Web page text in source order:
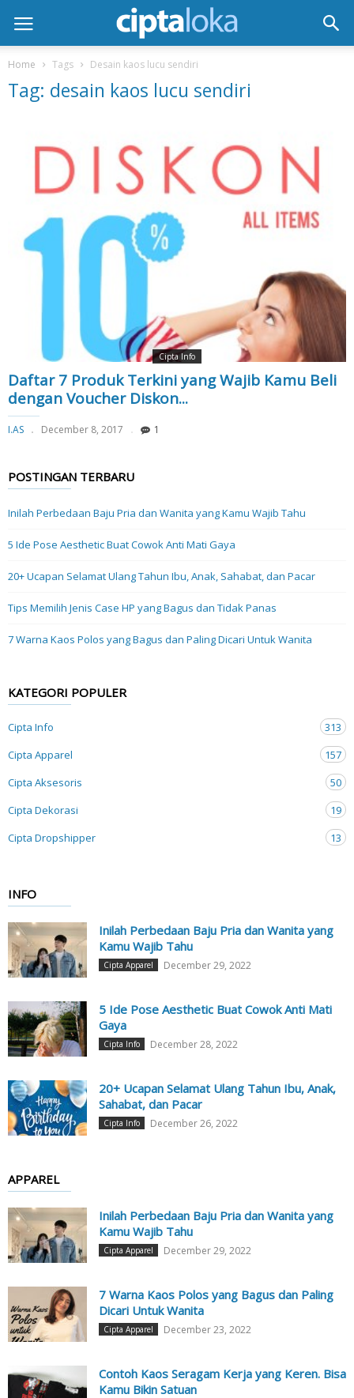
Home Tags Desain kaos lucu sendiri
Tag: desain kaos lucu sendiri
Cipta Info
Daftar 7 Produk Terkini yang Wajib Kamu Beli
dengan Voucher Diskon...
I.AS December 8, 2017 1
POSTINGAN TERBARU
Inilah Perbedaan Baju Pria dan Wanita yang Kamu Wajib Tahu
5 Ide Pose Aesthetic Buat Cowok Anti Mati Gaya
20+ Ucapan Selamat Ulang Tahun Ibu, Anak, Sahabat, dan Pacar
Tips Memilih Jenis Case HP yang Bagus dan Tidak Panas
7 Warna Kaos Polos yang Bagus dan Paling Dicari Untuk Wanita
KATEGORI POPULER
Cipta Info
313
Cipta Apparel
157
Cipta Aksesoris
50
Cipta Dekorasi
19
Cipta Dropshipper
13
INFO
Inilah Perbedaan Baju Pria dan Wanita yang
Kamu Wajib Tahu
Cipta Apparel December 29, 2022
5 Ide Pose Aesthetic Buat Cowok Anti Mati
Gaya
Cipta Info December 28, 2022
20+ Ucapan Selamat Ulang Tahun Ibu, Anak,
Sahabat, dan Pacar
Cipta Info December 26, 2022
APPAREL
Inilah Perbedaan Baju Pria dan Wanita yang
Kamu Wajib Tahu
Cipta Apparel December 29, 2022
7 Warna Kaos Polos yang Bagus dan Paling
Dicari Untuk Wanita
Cipta Apparel December 23, 2022
Contoh Kaos Seragam Kerja yang Keren. Bisa
Kamu Bikin Satuan